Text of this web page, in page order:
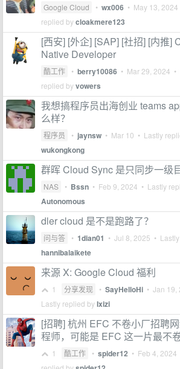
Google Cloud • wx006 • May 13, 2024
replied bycloakmere123
[西安] [外企] [SAP] [社招] [内推]
Native Developer
酷工作 • berry10086 • Mar 29, 2024
replied byvowers
我想搞程序员出海创业 teams
么样？
程序员 • jaynsw • Mar 10 • Lastly
wukongkong
群晖 Cloud Sync 是只同步一级
NAS • Bssn • Feb 9, 2024 • Lastly
Autonomous
dler cloud 是不是跑路了？
问与答 • 1dian01 • Jul 8, 2025 •
hannibalaikete
来源 X: Google Cloud 福利
1 分享发现 • SayHelloHi • Jan 19,
Lastly replied byIxizi
[招聘] 杭州 EFC 不卷小厂招聘
程师，可能是 EFC 这一片最不
1 酷工作 • spider12 • Feb 4, 2024